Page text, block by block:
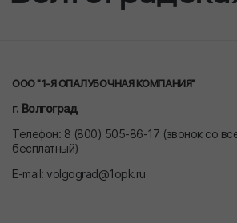
ООО "1-Я ОПАЛУБОЧНАЯ КОМПАНИЯ"
г. Волгоград
Телефон: 8 (800) 505-86-17 (звонок со
бесплатный)
E-mail:volgograd@1opk.ru